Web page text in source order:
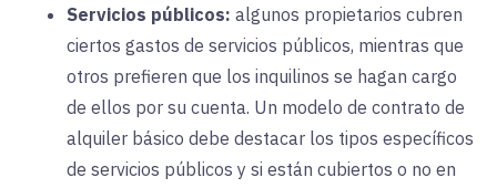
Servicios públicos: algunos propietarios cubren
ciertos gastos de servicios públicos, mientras que
otros prefieren que los inquilinos se hagan cargo
de ellos por su cuenta. Un modelo de contrato de
alquiler básico debe destacar los tipos específicos
de servicios públicos y si están cubiertos o no en